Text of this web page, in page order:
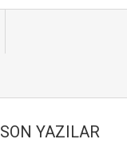
SON YAZILAR